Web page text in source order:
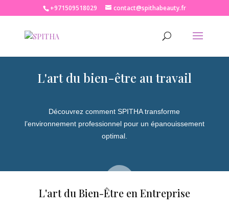
+971509518029 contact@spithabeauty.fr
L'art du bien-être au travail
Découvrez comment SPITHA transforme
l’environnement professionnel pour un épanouissement
optimal.
L'art du Bien-Être en Entreprise